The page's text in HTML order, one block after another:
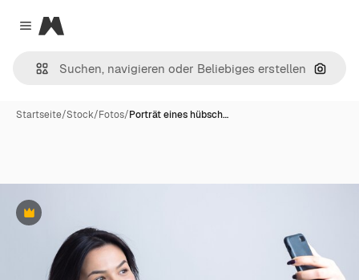
Close menu
Magnific
Nach
Startseite/Stock/Fotos/Porträt eines hübsch…
Premium